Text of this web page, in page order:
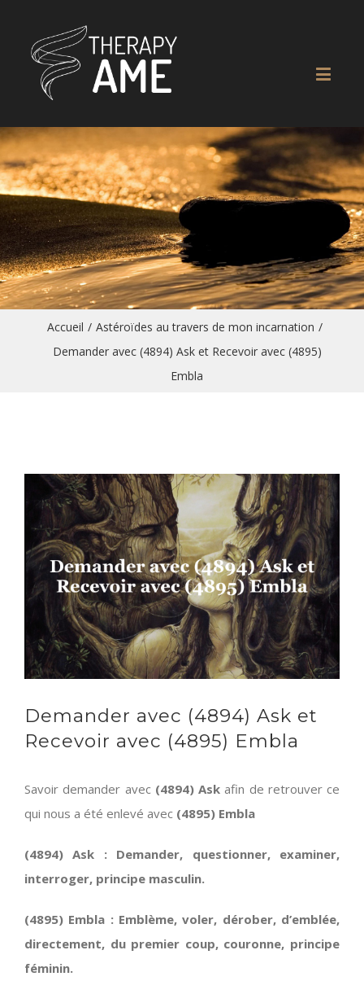
Accueil / Astéroïdes au travers de mon incarnation /
Demander avec (4894) Ask et Recevoir avec (4895)
Embla
Demander avec (4894) Ask et
Recevoir avec (4895) Embla
Savoir demander avec (4894) Ask afin de retrouver ce
qui nous a été enlevé avec (4895) Embla
(4894) Ask : Demander, questionner, examiner,
interroger, principe masculin.
(4895) Embla : Emblème, voler, dérober, d’emblée,
directement, du premier coup, couronne, principe
féminin.